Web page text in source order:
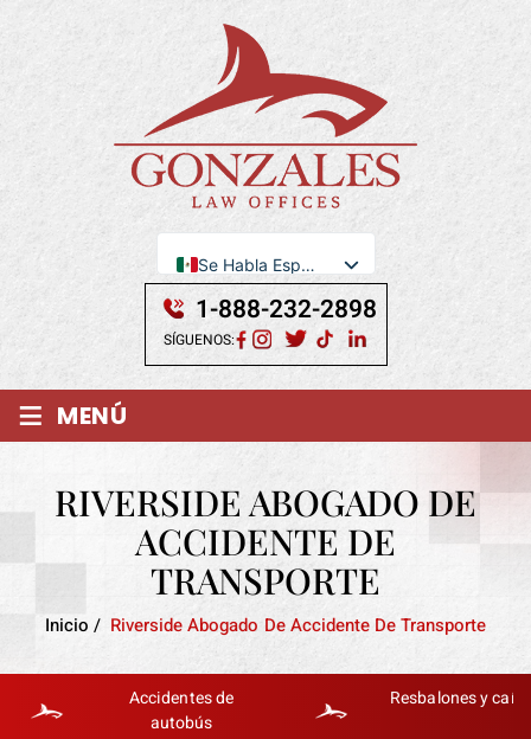
Se Habla Español
English
1-888-232-2898
SÍGUENOS:
≡ MENÚ
RIVERSIDE ABOGADO DE
ACCIDENTE DE
TRANSPORTE
Inicio / Riverside Abogado De Accidente De Transporte
Accidentes de
autobús
Resbalones y caídas